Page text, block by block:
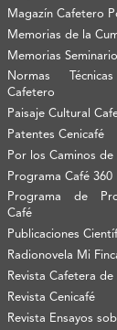
Magazín Cafetero
Memorias de la
Memorias
Normas
Cafetero
Paisaje Cultural
Patentes Cenicafé
Por los Caminos
Programa Café 360
Programa de
Café
Publicaciones
Radionovela Mi
Revista Cafetera
Revista Cenicafé
Revista Ensayos